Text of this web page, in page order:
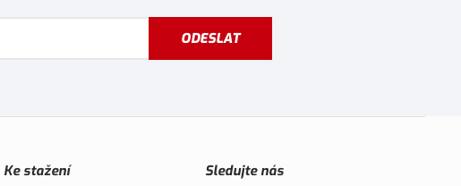
ODESLAT
Ke stažení Sledujte nás